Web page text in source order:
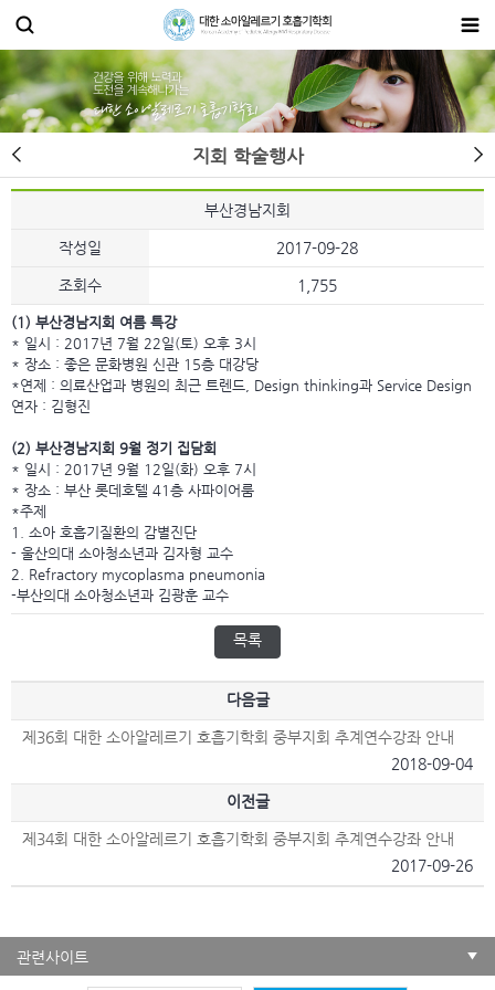
지회 학술행사
부산경남지회
작성일 2017-09-28
조회수 1,755
(1) 부산경남지회 여름 특강
* 일시 : 2017년 7월 22일(토) 오후 3시
* 장소 : 좋은 문화병원 신관 15층 대강당
*연제 : 의료산업과 병원의 최근 트렌드, Design thinking과 Service Design
연자 : 김형진
(2) 부산경남지회 9월 정기 집담회
* 일시 : 2017년 9월 12일(화) 오후 7시
* 장소 : 부산 롯데호텔 41층 사파이어룸
*주제
1. 소아 호흡기질환의 감별진단
- 울산의대 소아청소년과 김자형 교수
2. Refractory mycoplasma pneumonia
-부산의대 소아청소년과 김광훈 교수
목록
다음글
제36회 대한 소아알레르기 호흡기학회 중부지회 추계연수강좌 안내
2018-09-04
이전글
제34회 대한 소아알레르기 호흡기학회 중부지회 추계연수강좌 안내
2017-09-26
관련사이트